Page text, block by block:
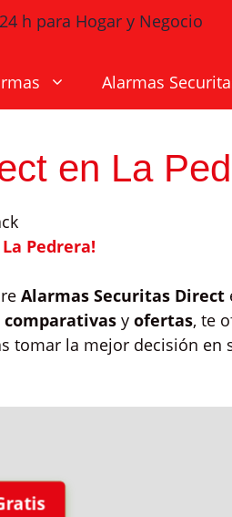
Alarmas
en La
Pedrera!
Alarmas Securitas Direct
comparativas y ofertas, te
tomar la mejor decisión en